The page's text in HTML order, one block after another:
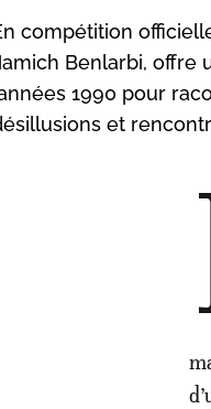
compétition
Benlarbi, offre
1990 pour
et